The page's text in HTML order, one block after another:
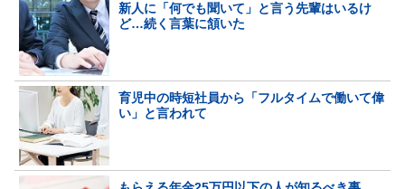
新人に「何でも聞いて」と言う先輩はいるけ
ど…続く言葉に頷いた
育児中の時短社員から「フルタイムで働いて偉
い」と言われて